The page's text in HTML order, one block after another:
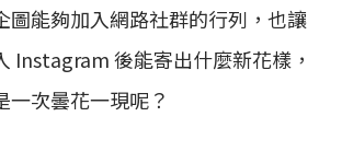
圖能夠加入網路社群的行列，也讓
Instagram 後能寄出什麼新花樣，
一次曇花一現呢？